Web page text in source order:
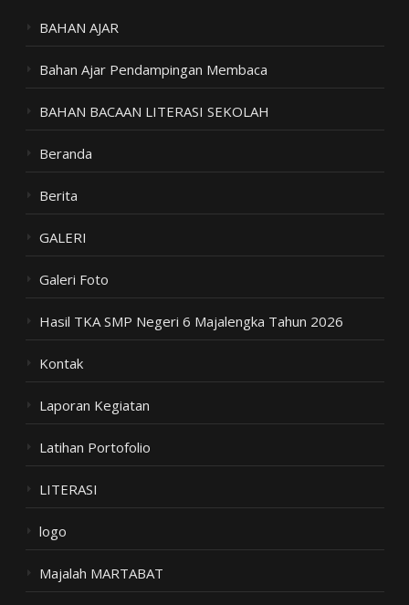
BAHAN AJAR
Bahan Ajar Pendampingan Membaca
BAHAN BACAAN LITERASI SEKOLAH
Beranda
Berita
GALERI
Galeri Foto
Hasil TKA SMP Negeri 6 Majalengka Tahun 2026
Kontak
Laporan Kegiatan
Latihan Portofolio
LITERASI
logo
Majalah MARTABAT